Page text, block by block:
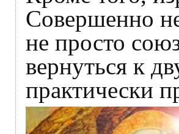
Совершенно
не просто
вернуться к
практически